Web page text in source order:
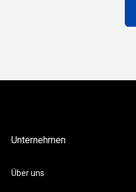
Unternehmen
Über uns